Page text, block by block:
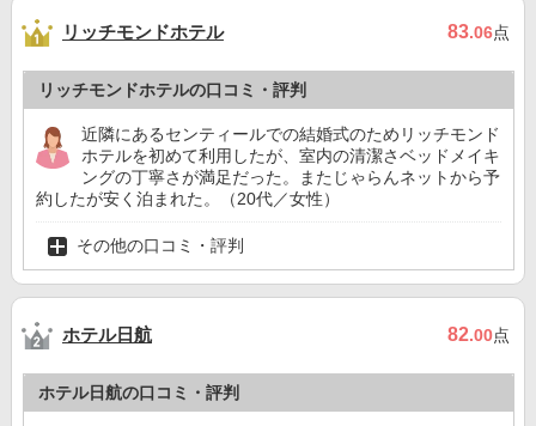
リッチモンドホテル 83.06点
リッチモンドホテルの口コミ・評判
近隣にあるセンティールでの結婚式のためリッチモンド
ホテルを初めて利用したが、室内の清潔さベッドメイキ
ングの丁寧さが満足だった。またじゃらんネットから予
約したが安く泊まれた。（20代／女性）
その他の口コミ・評判
ホテル日航 82.00点
ホテル日航の口コミ・評判